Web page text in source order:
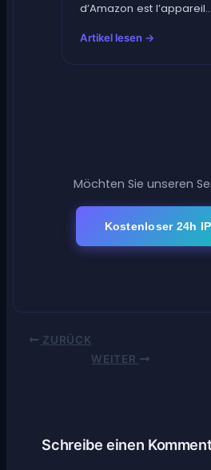
d’Amazon est l’appareil...
Artikel lesen →
Möchten Sie unseren
Kostenloser 24h
ZURÜCK
WEITER
Schreibe einen